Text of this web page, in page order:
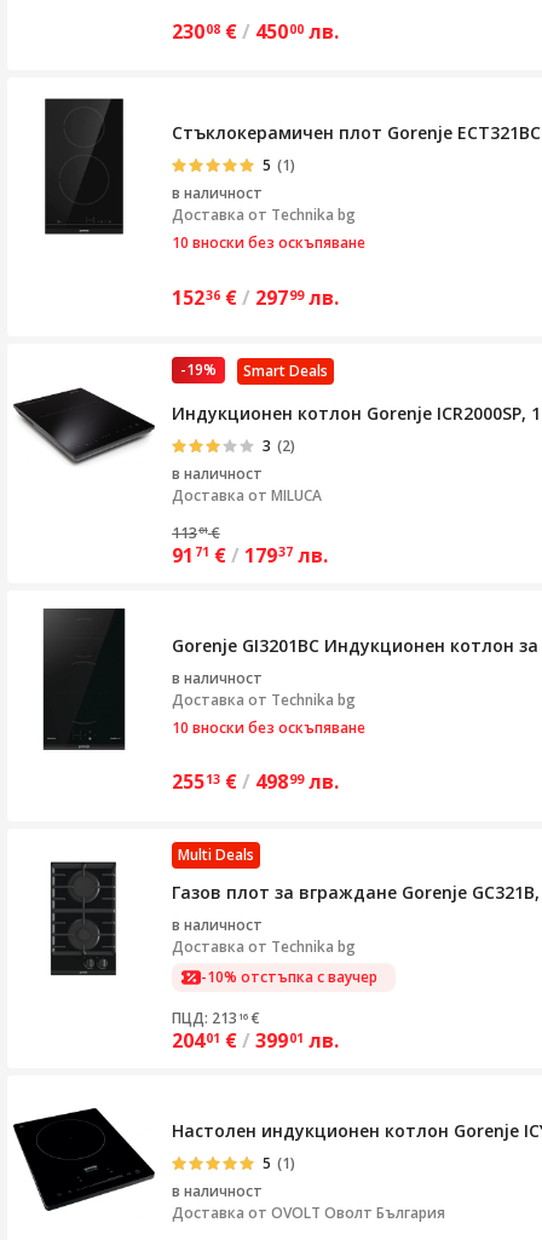
23008 €/ 45000 лв.
Стъклокерамичен плот Gorenje
5 (1)
в наличност
Доставка от Technika bg
10 вноски без оскъпяване
15236 €/ 29799 лв.
Smart Deals
-19%
Индукционен котлон Gorenje ICR2000SP,
3 (2)
в наличност
Доставка от MILUCA
11381 €
91 71 €/ 17937 лв.
Gorenje GI3201BC Индукционен котлон
в наличност
Доставка от Technika bg
10 вноски без оскъпяване
25513 €/ 49899 лв.
Multi Deals
Газов плот за вграждане Gorenje
в наличност
Доставка от Technika bg
-10% отстъпка с ваучер
ПЦД: 213 16 €
20401 €/ 39901 лв.
Настолен индукционен котлон Gorenje
5 (1)
в наличност
Доставка от OVOLT Оволт България